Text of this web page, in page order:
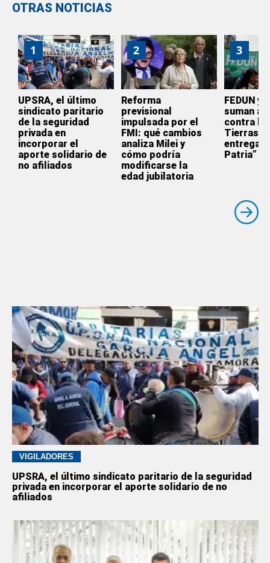
OTRAS NOTICIAS
1
UPSRA, el último
sindicato paritario
de la seguridad
privada en
incorporar el
aporte solidario de
no afiliados
2
Reforma
previsional
impulsada por el
FMI: qué cambios
analiza Milei y
cómo podría
modificarse la
edad jubilatoria
3
FEDUN y
suman a
contra la
Tierras:
entrega
Patria”
VIGILADORES
UPSRA, el último sindicato paritario de la seguridad
privada en incorporar el aporte solidario de no
afiliados